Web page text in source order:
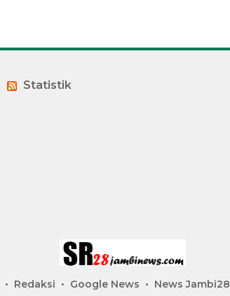
Statistik
Redaksi Google News News Jambi28